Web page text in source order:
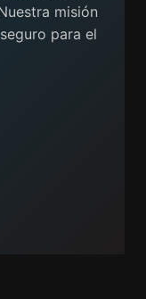
misión
para el